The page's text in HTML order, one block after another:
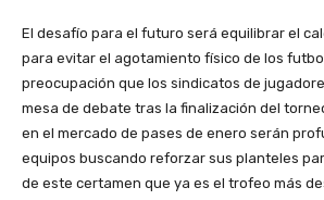
El desafío para el futuro será equilibrar el
para evitar el agotamiento físico de los
preocupación que los sindicatos de
mesa de debate tras la finalización del
en el mercado de pases de enero serán
equipos buscando reforzar sus planteles
de este certamen que ya es el trofeo más